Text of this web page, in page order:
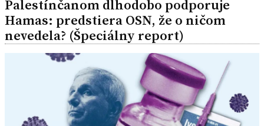
Palestínčanom dlhodobo podporuje
Hamas: predstiera OSN, že o ničom
nevedela? (Špeciálny report)